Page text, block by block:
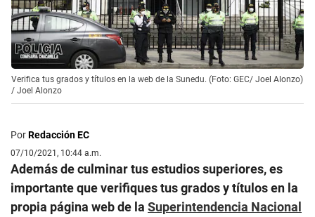
Verifica tus grados y títulos en la web de la Sunedu. (Foto: GEC/ Joel Alonzo)
/ Joel Alonzo
PorRedacción EC
07/10/2021, 10:44 a.m.
Además de culminar tus estudios superiores, es
importante que verifiques tus grados y títulos en la
propia página web de la Superintendencia Nacional